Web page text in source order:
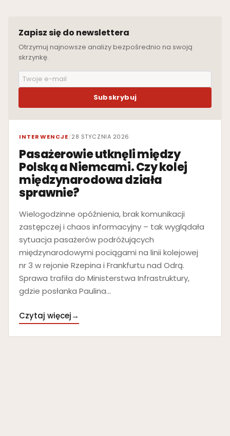
Zapisz się do newslettera
Otrzymuj najnowsze analizy bezpośrednio na swoją
skrzynkę.
Subskrybuj
INTERWENCJE/28 STYCZNIA 2026
Pasażerowie utknęli między
Polską a Niemcami. Czy kolej
międzynarodowa działa
sprawnie?
Wielogodzinne opóźnienia, brak komunikacji
zastępczej i chaos informacyjny – tak wyglądała
sytuacja pasażerów podróżujących
międzynarodowymi pociągami na linii kolejowej
nr 3 w rejonie Rzepina i Frankfurtu nad Odrą.
Sprawa trafiła do Ministerstwa Infrastruktury,
gdzie posłanka Paulina…
Czytaj więcej→